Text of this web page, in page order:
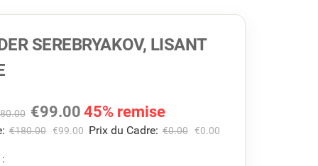
SEREBRYAKOV, LISANT
€99.00 45% remise
€180.00 €99.00 Prix du Cadre: €0.00 €0.00